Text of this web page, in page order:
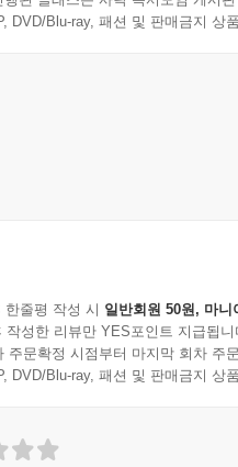
DVD/Blu-ray, 패션 및 판매금지 상
한줄평 작성 시 일반회원 50원, 마니
작성한 리뷰만 YES포인트 지급됩니
주문확정 시점부터 마지막 회차 주
DVD/Blu-ray, 패션 및 판매금지 상